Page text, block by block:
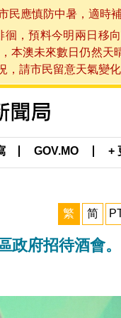
應慎防中暑，適時
，預料今明兩日移
澳未來數日仍然
請市民留意天氣變
GOV.MO +
繁 简
府招待酒會。